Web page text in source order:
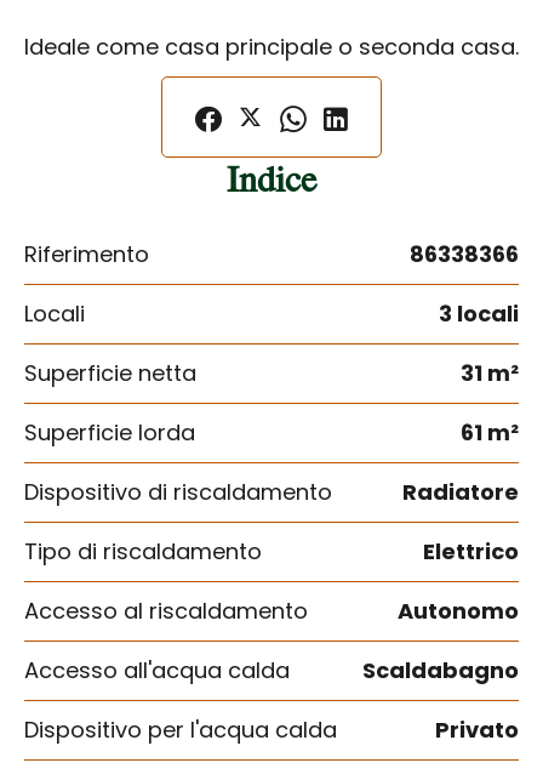
Ideale come casa principale o seconda casa.
Indice
Riferimento
86338366
Locali
3 locali
Superficie netta
31 m²
Superficie lorda
61 m²
Dispositivo di riscaldamento
Radiatore
Tipo di riscaldamento
Elettrico
Accesso al riscaldamento
Autonomo
Accesso all'acqua calda
Scaldabagno
Dispositivo per l'acqua calda
Privato